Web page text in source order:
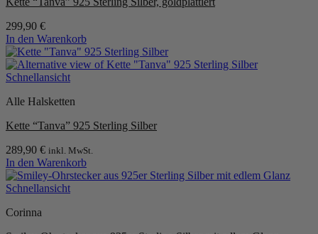
299,90 €
In den Warenkorb
Schnellansicht
Alle Halsketten
Kette “Tanva” 925 Sterling Silber
289,90 € inkl. MwSt.
In den Warenkorb
Schnellansicht
Corinna